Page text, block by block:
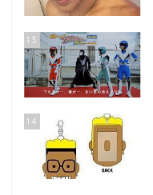
13
14